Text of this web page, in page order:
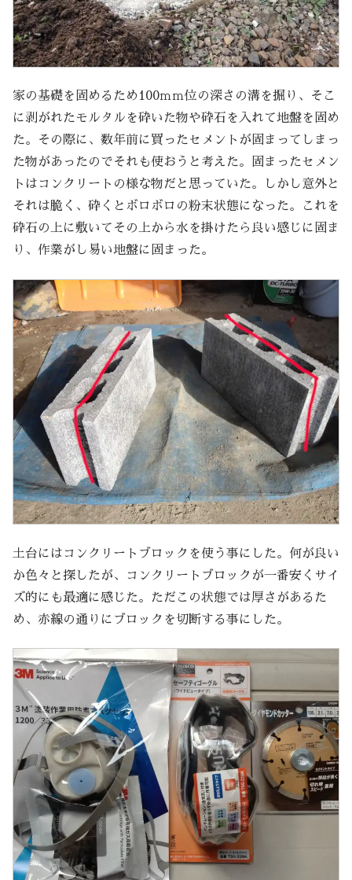
家の基礎を固めるため100ｍｍ位の深さの溝を掘り、そこ
に剥がれたモルタルを砕いた物や砕石を入れて地盤を固め
た。その際に、数年前に買ったセメントが固まってしまっ
た物があったのでそれも使おうと考えた。固まったセメン
トはコンクリートの様な物だと思っていた。しかし意外と
それは脆く、砕くとボロボロの粉末状態になった。これを
砕石の上に敷いてその上から水を掛けたら良い感じに固ま
り、作業がし易い地盤に固まった。
土台にはコンクリートブロックを使う事にした。何が良い
か色々と探したが、コンクリートブロックが一番安くサイ
ズ的にも最適に感じた。ただこの状態では厚さがあるた
め、赤線の通りにブロックを切断する事にした。